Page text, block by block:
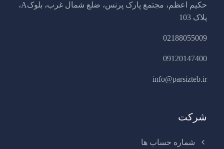
حکیم اعظم، مجتمع پارک پرنس، ضلع شمال غرب، بلوکA،
پلاک 103
02188055009
09120147400
info@parsizteb.ir
شرکت
شماره حساب ها